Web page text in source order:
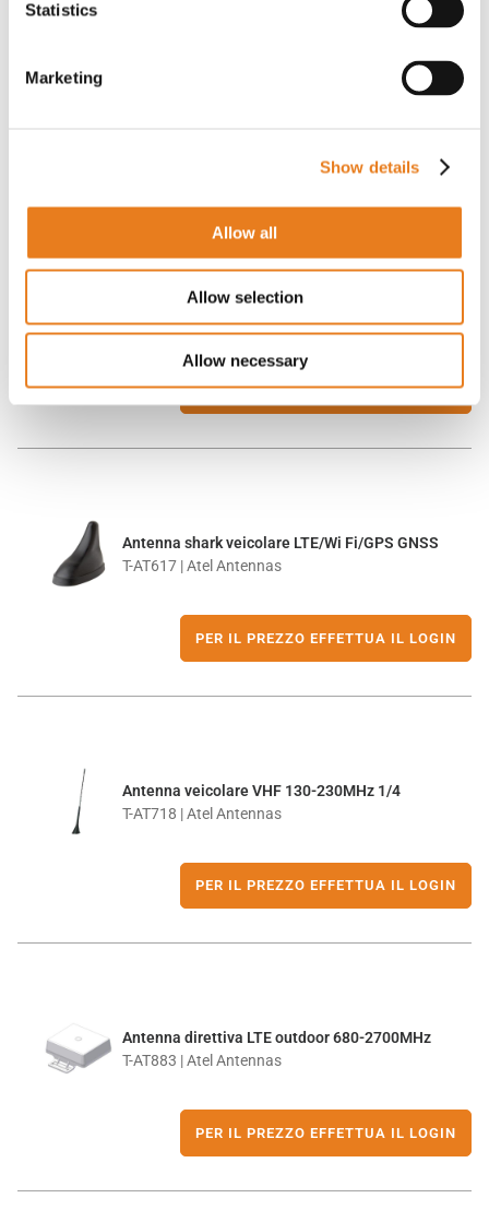
Statistics
Marketing
Show details
Allow all
Allow selection
Allow necessary
Antenna omnidirezionale 2G/3G/4G/5G 5 dBi
T-AT499 | Atel Antennas
PER IL PREZZO EFFETTUA IL LOGIN
Antenna shark veicolare LTE/Wi Fi/GPS GNSS
T-AT617 | Atel Antennas
PER IL PREZZO EFFETTUA IL LOGIN
Antenna veicolare VHF 130-230MHz 1/4
T-AT718 | Atel Antennas
PER IL PREZZO EFFETTUA IL LOGIN
Antenna direttiva LTE outdoor 680-2700MHz
T-AT883 | Atel Antennas
PER IL PREZZO EFFETTUA IL LOGIN